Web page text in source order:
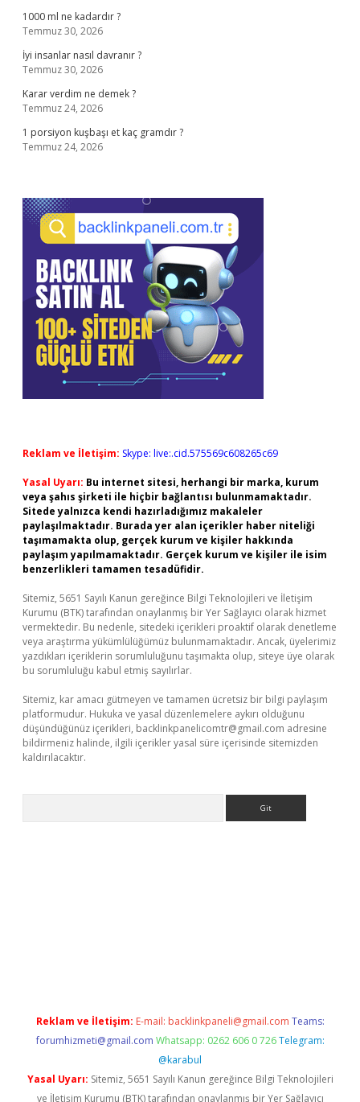
1000 ml ne kadardır ?
Temmuz 30, 2026
İyi insanlar nasıl davranır ?
Temmuz 30, 2026
Karar verdim ne demek ?
Temmuz 24, 2026
1 porsiyon kuşbaşı et kaç gramdır ?
Temmuz 24, 2026
Reklam ve İletişim: Skype: live:.cid.575569c608265c69
Yasal Uyarı: Bu internet sitesi, herhangi bir marka, kurum
veya şahıs şirketi ile hiçbir bağlantısı bulunmamaktadır.
Sitede yalnızca kendi hazırladığımız makaleler
paylaşılmaktadır. Burada yer alan içerikler haber niteliği
taşımamakta olup, gerçek kurum ve kişiler hakkında
paylaşım yapılmamaktadır. Gerçek kurum ve kişiler ile isim
benzerlikleri tamamen tesadüfidir.
Sitemiz, 5651 Sayılı Kanun gereğince Bilgi Teknolojileri ve İletişim
Kurumu (BTK) tarafından onaylanmış bir Yer Sağlayıcı olarak hizmet
vermektedir. Bu nedenle, sitedeki içerikleri proaktif olarak denetleme
veya araştırma yükümlülüğümüz bulunmamaktadır. Ancak, üyelerimiz
yazdıkları içeriklerin sorumluluğunu taşımakta olup, siteye üye olarak
bu sorumluluğu kabul etmiş sayılırlar.
Sitemiz, kar amacı gütmeyen ve tamamen ücretsiz bir bilgi paylaşım
platformudur. Hukuka ve yasal düzenlemelere aykırı olduğunu
düşündüğünüz içerikleri, backlinkpanelicomtr@gmail.com adresine
bildirmeniz halinde, ilgili içerikler yasal süre içerisinde sitemizden
kaldırılacaktır.
Reklam ve İletişim: E-mail: backlinkpaneli@gmail.com Teams:
forumhizmeti@gmail.com Whatsapp: 0262 606 0 726 Telegram:
@karabul
Yasal Uyarı: Sitemiz, 5651 Sayılı Kanun gereğince Bilgi Teknolojileri
ve İletişim Kurumu (BTK) tarafından onaylanmış bir Yer Sağlayıcı